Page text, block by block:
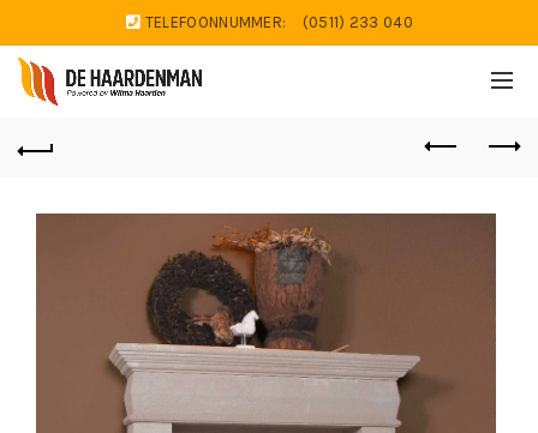
TELEFOONNUMMER: (0511) 233 040